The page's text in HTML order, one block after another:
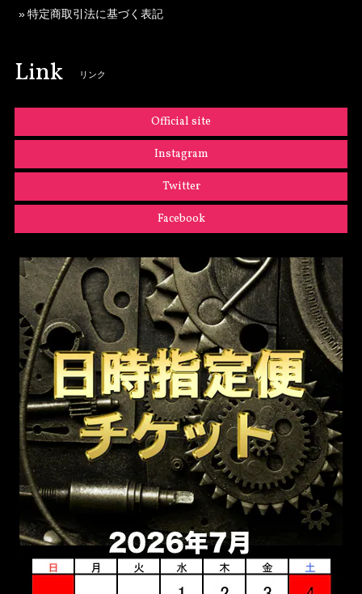
特定商取引法に基づく表記
Link リンク
Official site
Instagram
Twitter
Facebook